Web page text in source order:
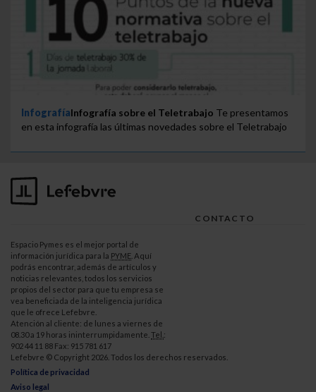
InfografíaInfografía sobre el Teletrabajo Te presentamos
en esta infografía las últimas novedades sobre el Teletrabajo
CONTACTO
Espacio Pymes es el mejor portal de
información jurídica para la PYME . Aquí
podrás encontrar, además de artículos y
noticias relevantes, todos los servicios
propios del sector para que tu empresa se
vea beneficiada de la inteligencia jurídica
que le ofrece Lefebvre.
Atención al cliente: de lunes a viernes de
08.30 a 19 horas ininterrumpidamente. Tel. :
902 44 11 88 Fax: 915 781 617
Lefebvre © Copyright 2026. Todos los derechos reservados.
Política de privacidad
Aviso legal